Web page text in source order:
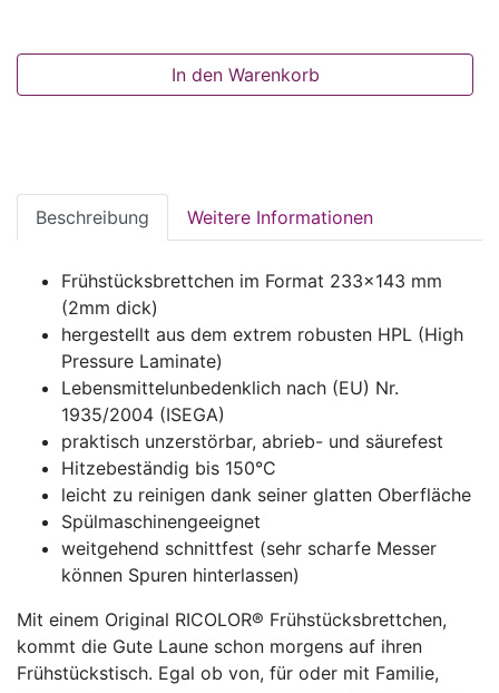
In den Warenkorb
Beschreibung Weitere Informationen
Frühstücksbrettchen im Format 233x143 mm
(2mm dick)
hergestellt aus dem extrem robusten HPL (High
Pressure Laminate)
Lebensmittelunbedenklich nach (EU) Nr.
1935/2004 (ISEGA)
praktisch unzerstörbar, abrieb- und säurefest
Hitzebeständig bis 150°C
leicht zu reinigen dank seiner glatten Oberfläche
Spülmaschinengeeignet
weitgehend schnittfest (sehr scharfe Messer
können Spuren hinterlassen)
Mit einem Original RICOLOR® Frühstücksbrettchen,
kommt die Gute Laune schon morgens auf ihren
Frühstückstisch. Egal ob von, für oder mit Familie,